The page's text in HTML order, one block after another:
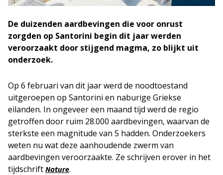
De duizenden aardbevingen die voor onrust
zorgden op Santorini begin dit jaar werden
veroorzaakt door stijgend magma, zo blijkt uit
onderzoek.
Op 6 februari van dit jaar werd de noodtoestand
uitgeroepen op Santorini en naburige Griekse
eilanden. In ongeveer een maand tijd werd de regio
getroffen door ruim 28.000 aardbevingen, waarvan de
sterkste een magnitude van 5 hadden. Onderzoekers
weten nu wat deze aanhoudende zwerm van
aardbevingen veroorzaakte. Ze schrijven erover in het
tijdschrift Nature.